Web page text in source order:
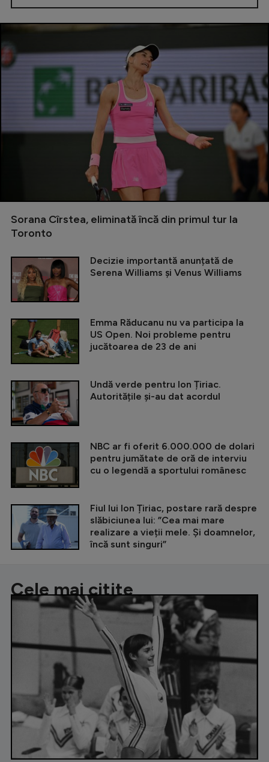
Sorana Cîrstea, eliminată încă din primul tur la
Toronto
Decizie importantă anunțată de
Serena Williams și Venus Williams
Emma Răducanu nu va participa la
US Open. Noi probleme pentru
jucătoarea de 23 de ani
Undă verde pentru Ion Țiriac.
Autoritățile și-au dat acordul
NBC ar fi oferit 6.000.000 de dolari
pentru jumătate de oră de interviu
cu o legendă a sportului românesc
Fiul lui Ion Țiriac, postare rară despre
slăbiciunea lui: ”Cea mai mare
realizare a vieții mele. Și doamnelor,
încă sunt singuri”
Cele mai citite